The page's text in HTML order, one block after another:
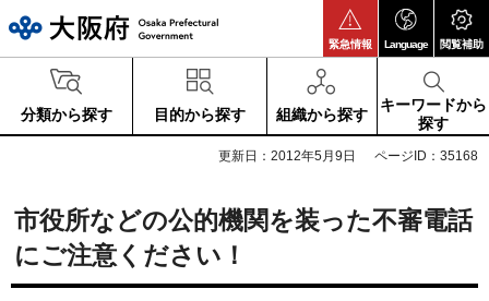
緊急情報 Language 閲覧補助
分類から探す 目的から探す 組織から探す
キーワードから
探す
更新日：2012年5月9日 ページID：35168
市役所などの公的機関を装った不審電話
にご注意ください！